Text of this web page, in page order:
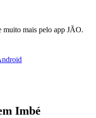
muito mais pelo app JÃO.
Imbé